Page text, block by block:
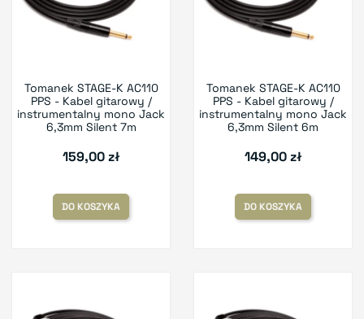
Tomanek STAGE-K AC110
PPS - Kabel gitarowy /
instrumentalny mono Jack
6,3mm Silent 7m
159,00 zł
DO KOSZYKA
Tomanek STAGE-K AC110
PPS - Kabel gitarowy /
instrumentalny mono Jack
6,3mm Silent 6m
149,00 zł
DO KOSZYKA